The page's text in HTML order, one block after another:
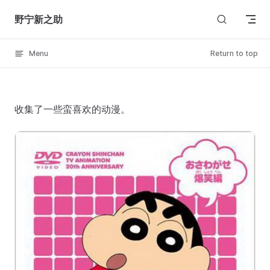
Skip to content
野宁新之助
Menu Return to top
收集了一些蛮喜欢的动漫。